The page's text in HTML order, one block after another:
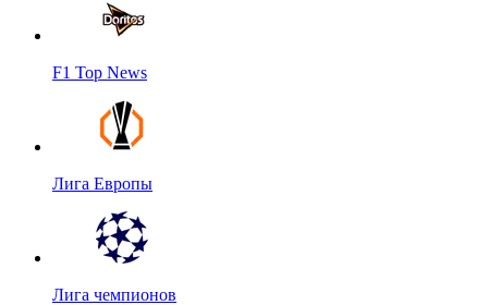
F1 Top News
Лига Европы
Лига чемпионов